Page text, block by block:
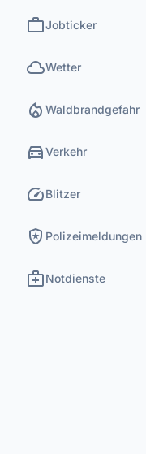
workJobticker
cloudWetter
local_fire_department Waldbrandgefahr
directions_carVerkehr
speedBlitzer
local_police Polizeimeldungen
medical_servicesNotdienste